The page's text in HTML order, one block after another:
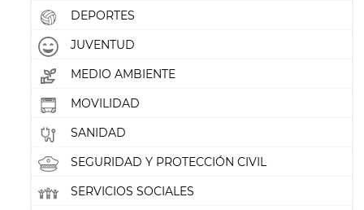
DEPORTES
JUVENTUD
MEDIO AMBIENTE
MOVILIDAD
SANIDAD
SEGURIDAD Y PROTECCIÓN CIVIL
SERVICIOS SOCIALES